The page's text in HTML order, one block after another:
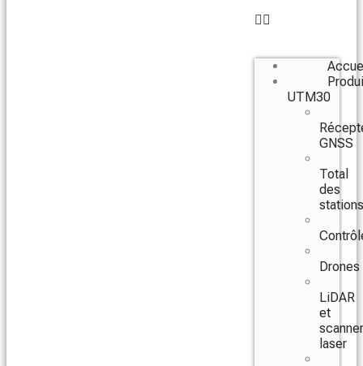
UTM30
GNSS
Total
des
stations
Drones
LiDAR
et
scanner
laser